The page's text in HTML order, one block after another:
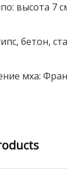
высота 7
бетон,
мха: